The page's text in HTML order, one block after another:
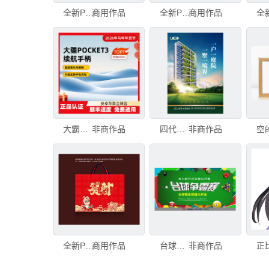
全新PSD分层年货礼盒中国福商用作品 全新PSD分层年货礼盒福气满满商用作品
非商作品 四代住宅海报设计PSD分层 非商作品
全新PSD分层年货礼盒发财商用作品 台球争霸赛PSD 非商作品